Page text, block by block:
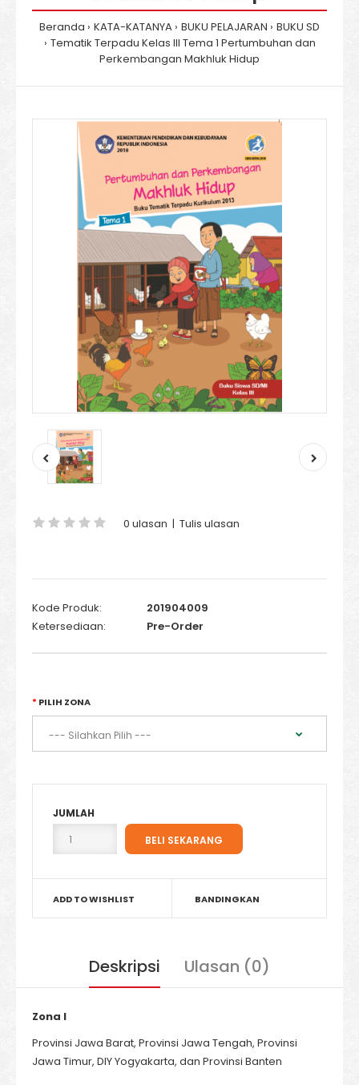
Beranda KATA-KATANYA BUKU PELAJARAN
BUKU SD
Tematik Terpadu Kelas III Tema 1 Pertumbuhan dan
Perkembangan Makhluk Hidup
0 ulasan | Tulis ulasan
Kode Produk:
201904009
Ketersediaan:
Pre-Order
PILIH ZONA
JUMLAH
ADD TO WISHLIST BANDINGKAN
Deskripsi Ulasan (0)
Zona I
Provinsi Jawa Barat, Provinsi Jawa Tengah, Provinsi
Jawa Timur, DIY Yogyakarta, dan Provinsi Banten